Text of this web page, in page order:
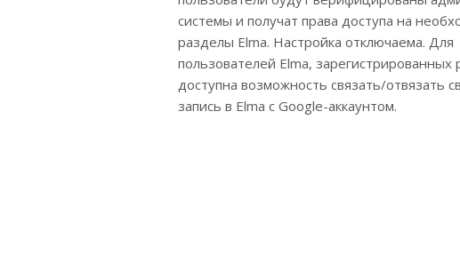
системы и получат права доступа на
разделы Elma. Настройка отключаема. Для
пользователей Elma, зарегистрированных
доступна возможность связать/отвязать
запись в Elma с Google-аккаунтом.